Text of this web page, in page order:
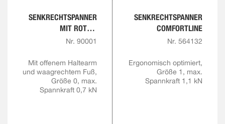
SENKRECHTSPANNER
MIT ROTEM
HANDGRIFF
Nr. 90001
Mit offenem Haltearm
und waagrechtem Fuß,
Größe 0, max.
Spannkraft 0,7 kN
SENKRECHTSPANNER
COMFORTLINE
Nr. 564132
Ergonomisch optimiert,
Größe 1, max.
Spannkraft 1,1 kN